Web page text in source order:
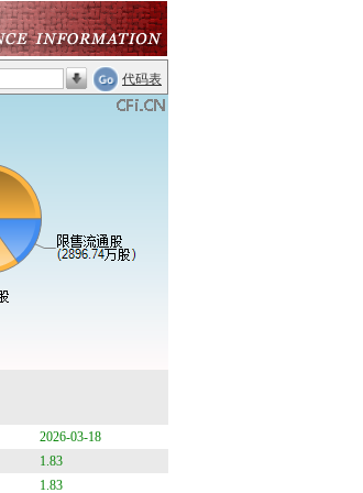
代码表
2026-03-18
1.83
1.83